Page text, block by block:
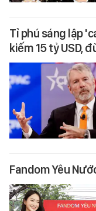
Tỉ phú sáng lập
kiếm 15 tỷ USD,
Fandom Yêu